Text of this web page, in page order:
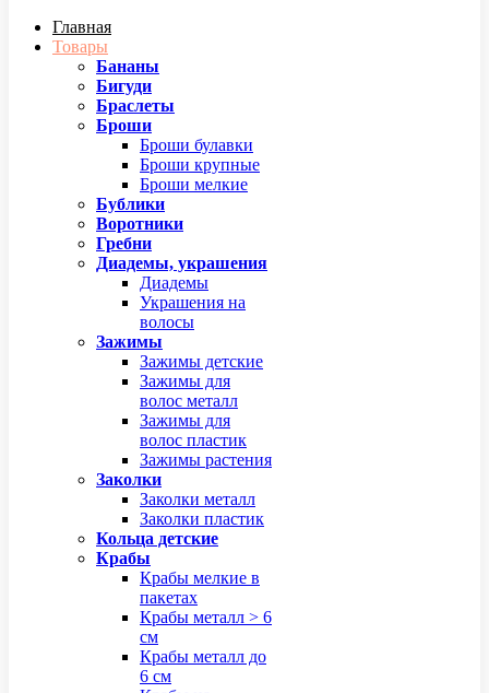
Главная
Товары
Бананы
Бигуди
Браслеты
Броши
Броши булавки
Броши крупные
Броши мелкие
Бублики
Воротники
Гребни
Диадемы, украшения
Диадемы
Украшения на
волосы
Зажимы
Зажимы детские
Зажимы для
волос металл
Зажимы для
волос пластик
Зажимы растения
Заколки
Заколки металл
Заколки пластик
Кольца детские
Крабы
Крабы мелкие в
пакетах
Крабы металл > 6
см
Крабы металл до
6 см